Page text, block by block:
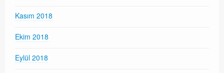
Kasım 2018
Ekim 2018
Eylül 2018